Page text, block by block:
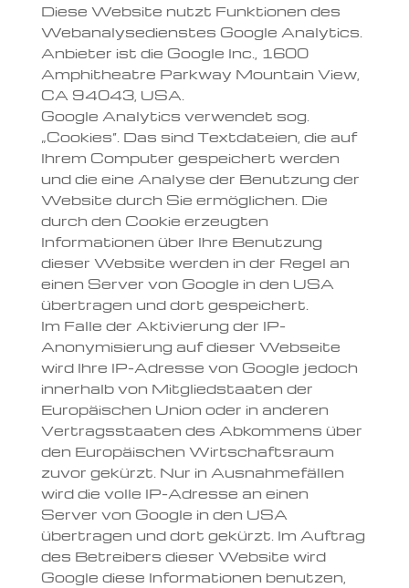
Diese Website nutzt Funktionen des
Webanalysedienstes Google Analytics.
Anbieter ist die Google Inc., 1600
Amphitheatre Parkway Mountain View,
CA 94043, USA.
Google Analytics verwendet sog.
„Cookies“. Das sind Textdateien, die auf
Ihrem Computer gespeichert werden
und die eine Analyse der Benutzung der
Website durch Sie ermöglichen. Die
durch den Cookie erzeugten
Informationen über Ihre Benutzung
dieser Website werden in der Regel an
einen Server von Google in den USA
übertragen und dort gespeichert.
Im Falle der Aktivierung der IP-
Anonymisierung auf dieser Webseite
wird Ihre IP-Adresse von Google jedoch
innerhalb von Mitgliedstaaten der
Europäischen Union oder in anderen
Vertragsstaaten des Abkommens über
den Europäischen Wirtschaftsraum
zuvor gekürzt. Nur in Ausnahmefällen
wird die volle IP-Adresse an einen
Server von Google in den USA
übertragen und dort gekürzt. Im Auftrag
des Betreibers dieser Website wird
Google diese Informationen benutzen,